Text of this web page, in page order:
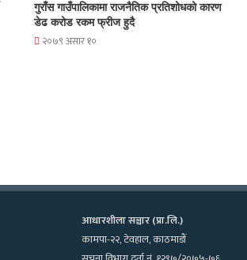
गुराँस गाउँपालिकामा राजनैतिक प्रतिशोधको कारण
डेढ करोड रकम फ्रीज हुदै
२०७९ असार १०
आधारशीला सञ्चार (प्रा.लि.)
कामपा-२२, टेवहाल, काठमाडाैं